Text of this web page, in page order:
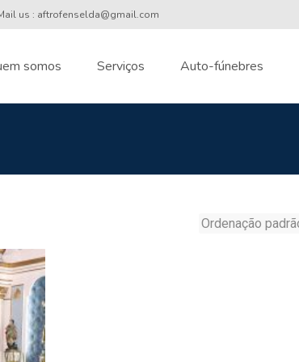
us : aftrofenselda@gmail.com
somos Serviços Auto-fúnebres